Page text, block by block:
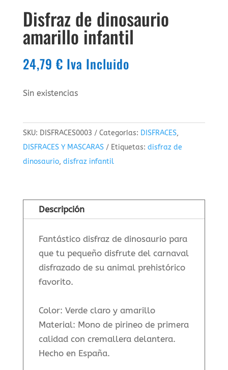
Disfraz de dinosaurio
amarillo infantil
24,79 € Iva Incluido
Sin existencias
SKU: DISFRACES0003 Categorías: DISFRACES,
DISFRACES Y MASCARAS
Etiquetas: disfraz de
dinosaurio, disfraz infantil
Descripción
Fantástico disfraz de dinosaurio para
que tu pequeño disfrute del carnaval
disfrazado de su animal prehistórico
favorito.
Color: Verde claro y amarillo
Material: Mono de pirineo de primera
calidad con cremallera delantera.
Hecho en España.